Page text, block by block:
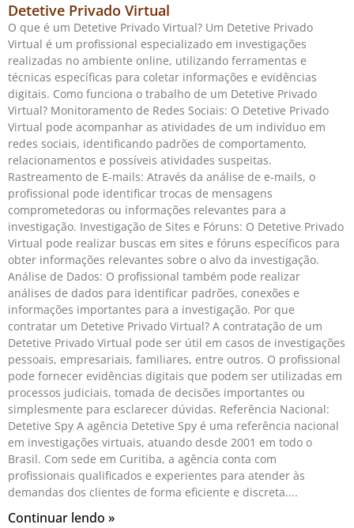
Detetive Privado Virtual
O que é um Detetive Privado Virtual? Um Detetive Privado
Virtual é um profissional especializado em investigações
realizadas no ambiente online, utilizando ferramentas e
técnicas específicas para coletar informações e evidências
digitais. Como funciona o trabalho de um Detetive Privado
Virtual? Monitoramento de Redes Sociais: O Detetive Privado
Virtual pode acompanhar as atividades de um indivíduo em
redes sociais, identificando padrões de comportamento,
relacionamentos e possíveis atividades suspeitas.
Rastreamento de E-mails: Através da análise de e-mails, o
profissional pode identificar trocas de mensagens
comprometedoras ou informações relevantes para a
investigação. Investigação de Sites e Fóruns: O Detetive Privado
Virtual pode realizar buscas em sites e fóruns específicos para
obter informações relevantes sobre o alvo da investigação.
Análise de Dados: O profissional também pode realizar
análises de dados para identificar padrões, conexões e
informações importantes para a investigação. Por que
contratar um Detetive Privado Virtual? A contratação de um
Detetive Privado Virtual pode ser útil em casos de investigações
pessoais, empresariais, familiares, entre outros. O profissional
pode fornecer evidências digitais que podem ser utilizadas em
processos judiciais, tomada de decisões importantes ou
simplesmente para esclarecer dúvidas. Referência Nacional:
Detetive Spy A agência Detetive Spy é uma referência nacional
em investigações virtuais, atuando desde 2001 em todo o
Brasil. Com sede em Curitiba, a agência conta com
profissionais qualificados e experientes para atender às
demandas dos clientes de forma eficiente e discreta.
Continuar lendo »